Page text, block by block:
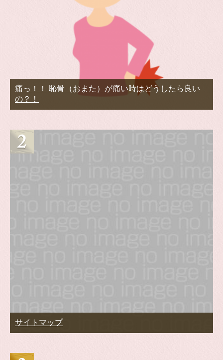
痛っ！！ 恥骨（おまた）が痛い時はどうしたら良い
の？！
サイトマップ